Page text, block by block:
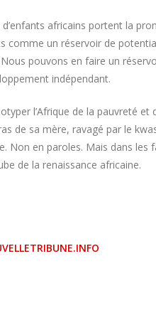
africains portent la
comme un réservoir de
pouvons en faire un
indépendant.
l’Afrique de la pauvreté
de sa mère, ravagé par le
Non en paroles. Mais dans les
de la renaissance africaine.